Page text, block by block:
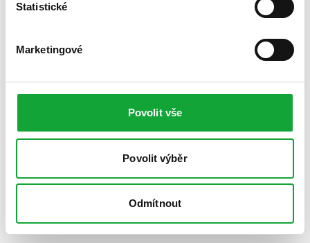
Statistické
Marketingové
Povolit vše
Povolit výběr
Odmítnout